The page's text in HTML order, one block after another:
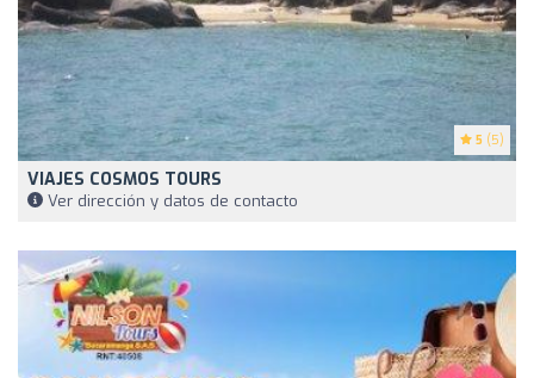
5 (5)
VIAJES COSMOS TOURS
Ver dirección y datos de contacto